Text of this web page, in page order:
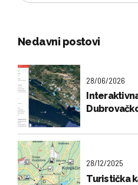
Nedavni postovi
28/06/2026
28/12/2025
Turistička